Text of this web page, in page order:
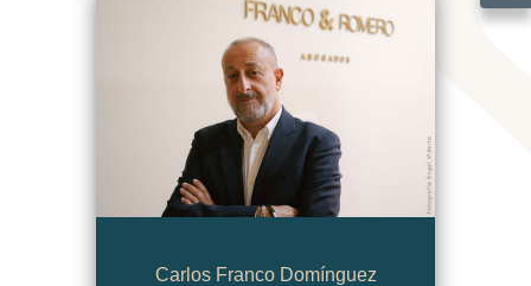
Carlos Franco Domínguez